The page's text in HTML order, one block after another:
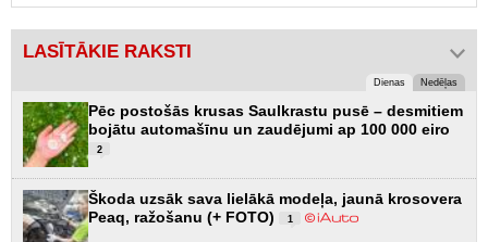
LASĪTĀKIE RAKSTI
Dienas Nedēļas
Pēc postošās krusas Saulkrastu pusē – desmitiem
bojātu automašīnu un zaudējumi ap 100 000 eiro
2
Škoda uzsāk sava lielākā modeļa, jaunā krosovera
Peaq, ražošanu (+ FOTO)
1